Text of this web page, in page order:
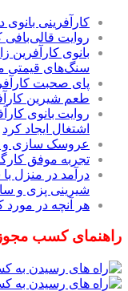
کارآفرینی بانوی
روایت قالی‌بافی
بانوی کارآفرین
سنگ‌های قیمتی
پای صحبت
طعم شیرین
اشتغال ایجاد کرد
عروسک سازی و
تجربه موفق
درآمد در منزل
شیرینی پزی و
هر آنچه در مورد
راهنمای کسب مجوز